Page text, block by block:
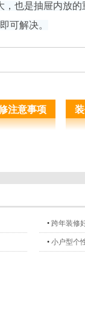
也是抽屉内放
可解决。
注意事项
• 跨年装修
• 小户型个